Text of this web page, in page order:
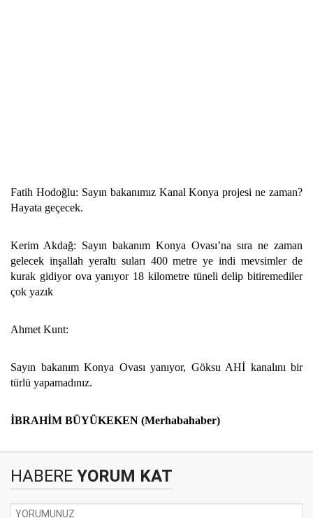
Fatih Hodoğlu: Sayın bakanımız Kanal Konya projesi ne zaman?
Hayata geçecek.
Kerim Akdağ: Sayın bakanım Konya Ovası’na sıra ne zaman
gelecek inşallah yeraltı suları 400 metre ye indi mevsimler de
kurak gidiyor ova yanıyor 18 kilometre tüneli delip bitiremediler
çok yazık
Ahmet Kunt:
Sayın bakanım Konya Ovası yanıyor, Göksu AHİ kanalını bir
türlü yapamadınız.
İBRAHİM BÜYÜKEKEN (Merhabahaber)
HABERE YORUM KAT